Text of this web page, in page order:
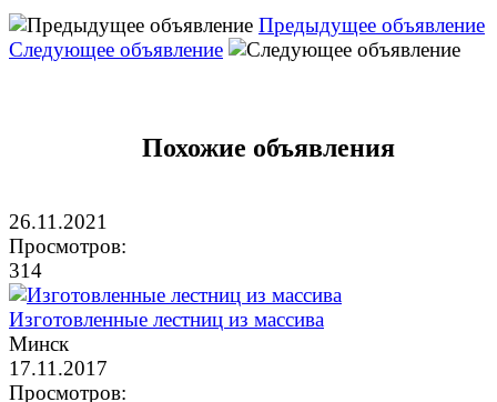
Предыдущее объявление
Следующее объявление
Похожие объявления
26.11.2021
Просмотров:
314
Изготовленные лестниц из массива
Минск
17.11.2017
Просмотров: